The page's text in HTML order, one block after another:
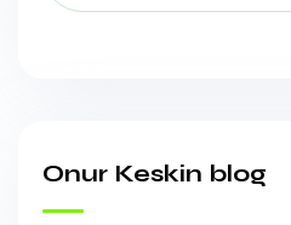
Onur Keskin blog